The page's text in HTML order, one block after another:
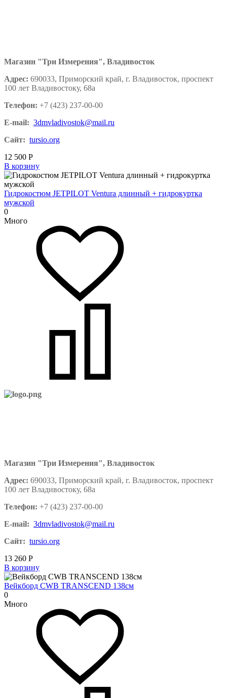
Магазин "Три Измерения", Владивосток
Адрес: 690033, Приморский край, г. Владивосток, проспект
100 лет Владивостоку, 68а
Телефон: +7 (423) 237-00-00
E-mail: 3dmvladivostok@mail.ru
Сайт: tursio.org
12 500 Р
В корзину
Гидрокостюм JETPILOT Ventura длинный + гидрокуртка
мужской
0
Много
Магазин "Три Измерения", Владивосток
Адрес: 690033, Приморский край, г. Владивосток, проспект
100 лет Владивостоку, 68а
Телефон: +7 (423) 237-00-00
E-mail: 3dmvladivostok@mail.ru
Сайт: tursio.org
13 260 Р
В корзину
Вейкборд CWB TRANSCEND 138см
0
Много